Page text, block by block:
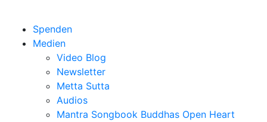
Spenden
Medien
Video Blog
Newsletter
Metta Sutta
Audios
Mantra Songbook Buddhas Open Heart